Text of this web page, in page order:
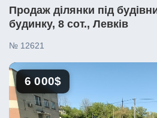
Продаж ділянки під
будинку, 8 сот., Левків
№ 12621
6 000$